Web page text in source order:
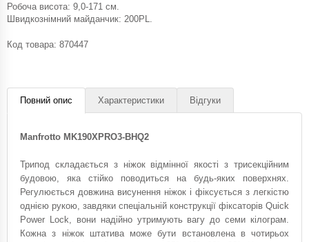
Робоча висота: 9,0-171 см.
Швидкознімний майданчик: 200PL.
Код товара: 870447
Повний опис Характеристики Відгуки
Manfrotto MK190XPRO3-BHQ2
Трипод складається з ніжок відмінної якості з трисекційним
будовою, яка стійко поводиться на будь-яких поверхнях.
Регулюється довжина висунення ніжок і фіксується з легкістю
однією рукою, завдяки спеціальній конструкції фіксаторів Quick
Power Lock, вони надійно утримують вагу до семи кілограм.
Кожна з ніжок штатива може бути встановлена ​​в чотирьох